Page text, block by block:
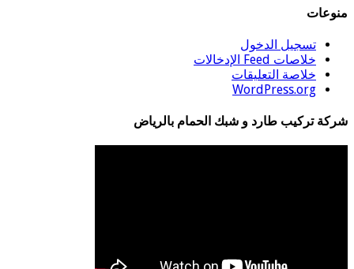
منوعات
تسجيل الدخول
خلاصات Feed الإدخالات
خلاصة التعليقات
WordPress.org
شركة تركيب طارد و شبك الحمام بالرياض